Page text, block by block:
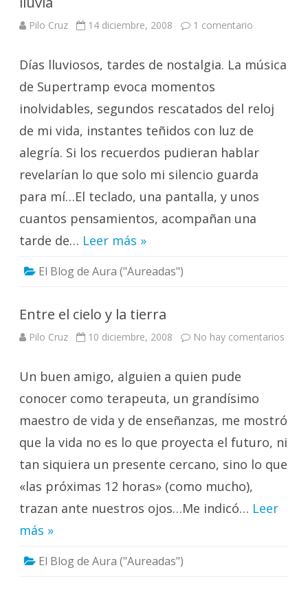
Pilo Cruz 14 diciembre, 2008 1 comentario
en
una
lluvia
Días lluviosos, tardes de nostalgia. La música
de Supertramp evoca momentos
inolvidables, segundos rescatados del reloj
de mi vida, instantes teñidos con luz de
alegría. Si los recuerdos pudieran hablar
revelarían lo que solo mi silencio guarda
para mí…El teclado, una pantalla, y unos
cuantos pensamientos, acompañan una
tarde de… Leer más »
El Blog de Aura ("Aureadas")
Entre el cielo y la tierra
Pilo Cruz 10 diciembre, 2008 No hay comentarios
Un buen amigo, alguien a quien pude
conocer como terapeuta, un grandísimo
maestro de vida y de enseñanzas, me mostró
que la vida no es lo que proyecta el futuro, ni
tan siquiera un presente cercano, sino lo que
«las próximas 12 horas» (como mucho),
trazan ante nuestros ojos…Me indicó… Leer
más »
El Blog de Aura ("Aureadas")